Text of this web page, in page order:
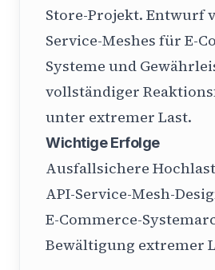
Store-Projekt. Entwurf
Service-Meshes für E-
Systeme und
vollständiger
unter extremer Last.
Wichtige Erfolge
Ausfallsichere
API-Service-Mesh-
E-Commerce-
Bewältigung extremer